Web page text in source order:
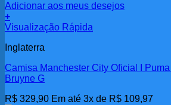
Adicionar aos meus desejos
+
Visualização Rápida
Inglaterra
Camisa Manchester City Oficial I
Bruyne G
R$ 329,90 Em até 3x de R$ 109,97